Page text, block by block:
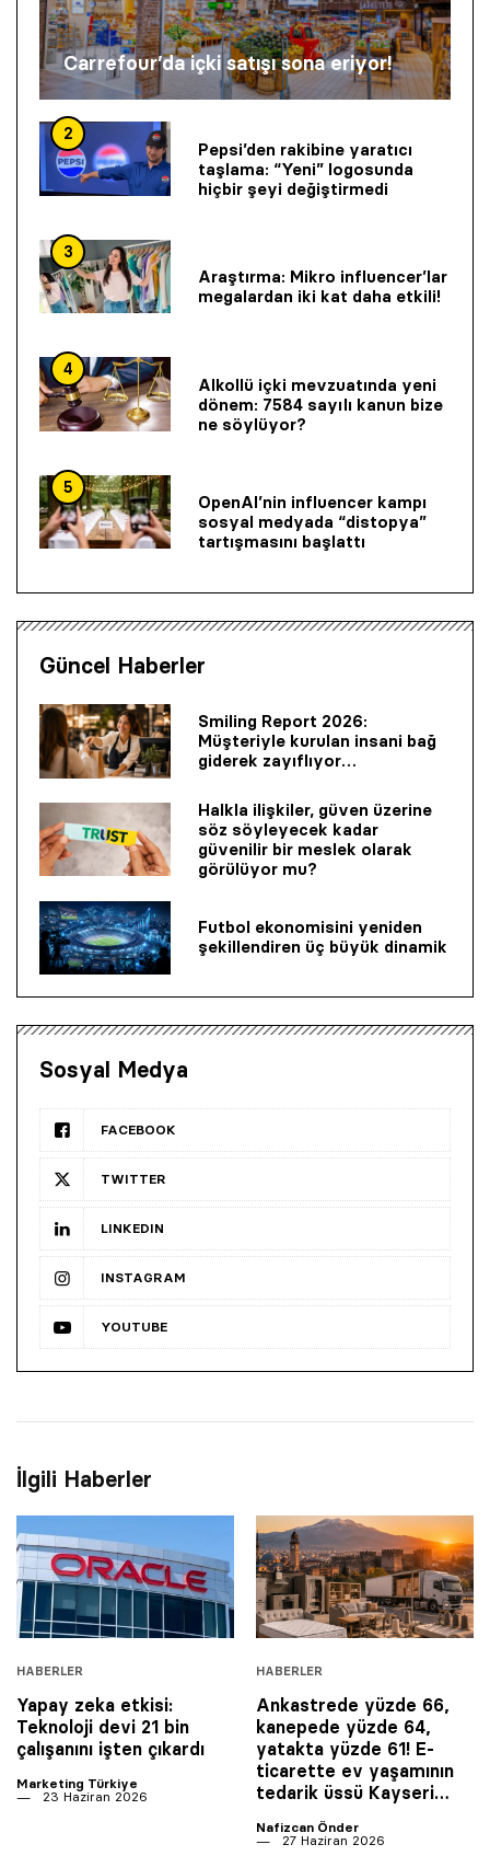
Carrefour’da içki satışı sona eriyor!
2
Pepsi’den rakibine yaratıcı
taşlama: “Yeni” logosunda
hiçbir şeyi değiştirmedi
3
Araştırma: Mikro influencer’lar
megalardan iki kat daha etkili!
4
Alkollü içki mevzuatında yeni
dönem: 7584 sayılı kanun bize
ne söylüyor?
5
OpenAI’nin influencer kampı
sosyal medyada “distopya”
tartışmasını başlattı
Güncel Haberler
Smiling Report 2026:
Müşteriyle kurulan insani bağ
giderek zayıflıyor…
Halkla ilişkiler, güven üzerine
söz söyleyecek kadar
güvenilir bir mes­lek olarak
görülüyor mu?
Futbol ekonomisini yeniden
şekillendiren üç büyük dinamik
Sosyal Medya
FACEBOOK
TWITTER
LINKEDIN
INSTAGRAM
YOUTUBE
İlgili Haberler
HABERLER
Yapay zeka etkisi:
Teknoloji devi 21 bin
çalışanını işten çıkardı
Marketing Türkiye
23 Haziran 2026
HABERLER
Ankastrede yüzde 66,
kanepede yüzde 64,
yatakta yüzde 61! E-
ticarette ev yaşamının
tedarik üssü Kayseri…
Nafizcan Önder
27 Haziran 2026